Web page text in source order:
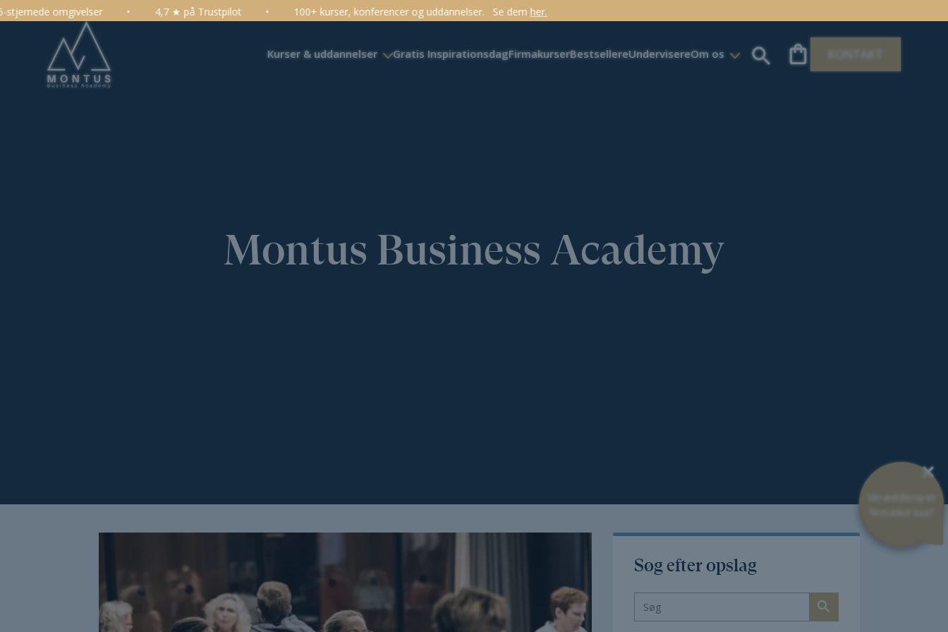
×
Skræddersyet
firmakursus?
Kurser & uddannelser Gratis InspirationsdagFirmakurserBestsellereUndervisereOm os KONTAKT
Montus Business Academy
Søg efter opslag
search
• 4,7 ★ på Trustpilot 100+ kurser, konferencer og uddannelser. Se demher.